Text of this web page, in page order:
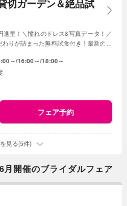
切ガーデン＆絶品試
進呈！＼憧れのドレス&写真データ！／
りが詰まった無料試食付き！最新のマ
～ 16:00～ 18:00～
フェア予約
見る(5件)
開催のブライダルフェア